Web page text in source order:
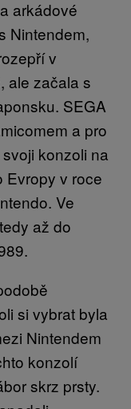
arkádové
Nintendem,
v
ale začala s
SEGA
a pro
konzoli na
Evropy v roce
Ve
až do
si vybrat byla
Nintendem
konzolí
skrz prsty.